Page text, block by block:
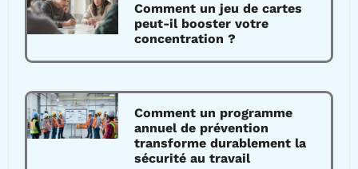
Comment un jeu de cartes
peut-il booster votre
concentration ?
Comment un programme
annuel de prévention
transforme durablement la
sécurité au travail